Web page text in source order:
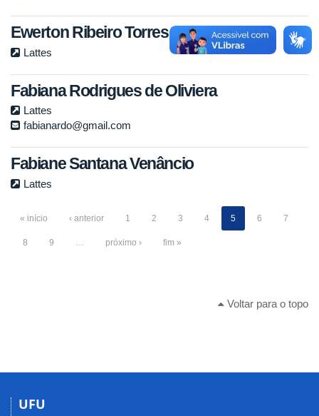
Ewerton Ribeiro Torres
Lattes
Fabiana Rodrigues de Oliviera
Lattes
fabianardo@gmail.com
Fabiane Santana Venâncio
Lattes
« início ‹ anterior 1 2 3 4 5 6 7
8 9 … próximo › fim »
Voltar para o topo
UFU